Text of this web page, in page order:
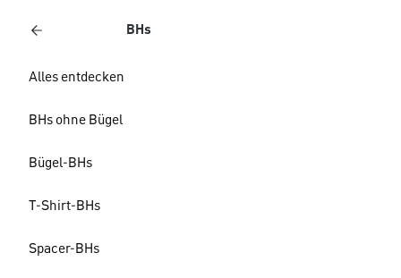
BHs
Alles entdecken
BHs ohne Bügel
Bügel-BHs
T-Shirt-BHs
Spacer-BHs